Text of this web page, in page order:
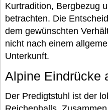
Kurtradition, Bergbezug
betrachten. Die
dem gewünschten
nicht nach einem
Unterkunft.
Alpine Eindrücke
Der Predigtstuhl ist der